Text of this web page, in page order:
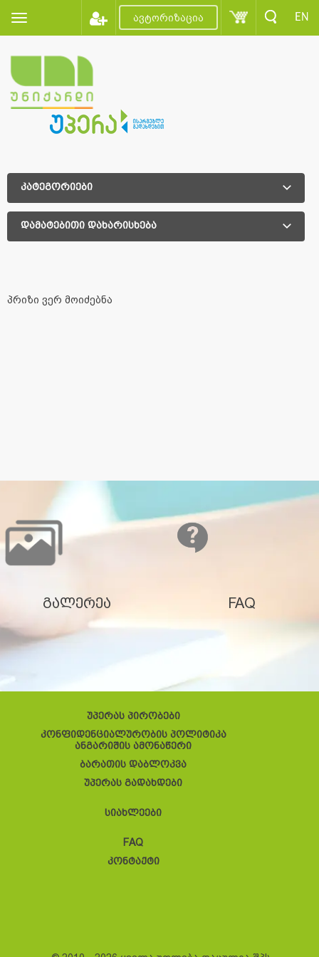
ავტორიზაცია EN
კატეგორიები
დამატებითი დახარისხება
პრიზი ვერ მოიძებნა
გალერეა FAQ
უპერას პირობები
კონფიდენციალურობის პოლიტიკა
ანგარიშის ამონაწერი
ბარათის დაბლოკვა
უპერას გადახდები
სიახლეები
FAQ
კონტაქტი